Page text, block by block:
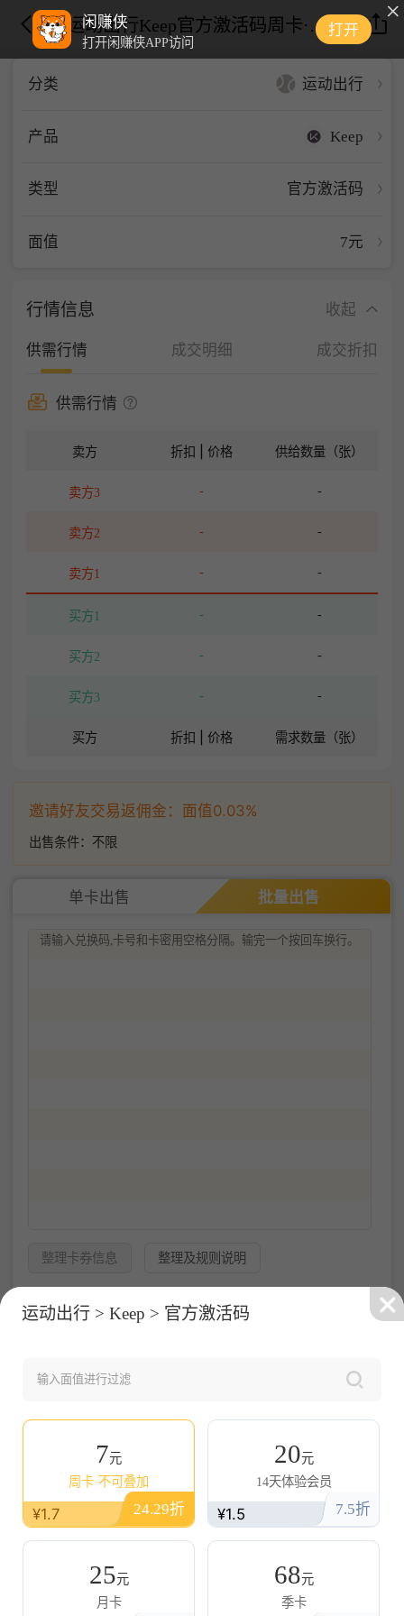
闲赚侠
打开闲赚侠APP访问
打开
运动出行Keep官方激活码周卡·不可叠加
分类 运动出行
产品 Keep
类型 官方激活码
面值 7元
行情信息 收起
供需行情 成交明细 成交折扣
供需行情
卖方 折扣 | 价格 供给数量（张）
卖方3 - -
卖方2 - -
卖方1 - -
买方1 - -
买方2 - -
买方3 - -
买方 折扣 | 价格 需求数量（张）
邀请好友交易返佣金：面值0.03%
出售条件： 不限
单卡出售 批量出售
整理卡券信息 整理及规则说明
（¥1元~ ¥1.7元）
选择质保时长
15min 1h 24h 48h
温馨提示
卖卡来源提示(卖卡说明) :
选择分类
运动出行 > Keep > 官方激活码
7元
周卡·不可叠加
¥1.7 24.29折
20元
14天体验会员
¥1.5 7.5折
25元
月卡
68元
季卡